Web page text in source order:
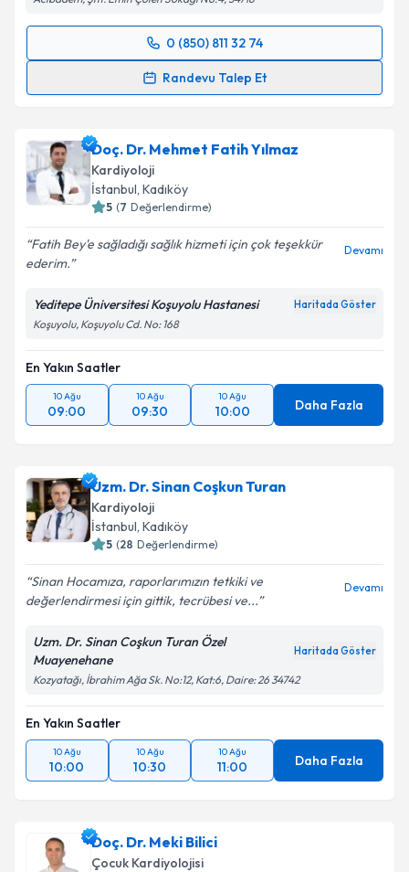
Takvim Talebini Gönder
0 (850) 811 32 74
Randevu Talep Et
Randevu Takvimi Talebi
takvim hazırlandığında e-posta ile bilgilendireceğiz.
E-posta Adresiniz
Metni
kapsamda işlenmesini kabul ediyorum.
Doç. Dr. Mehmet Fatih Yılmaz
Kardiyoloji
İstanbul, Kadıköy
5 (7 Değerlendirme)
Fatih Bey'e sağladığı sağlık hizmeti için çok teşekkür
ederim.
Devamı
Yeditepe Üniversitesi Koşuyolu Hastanesi Haritada Göster
Koşuyolu, Koşuyolu Cd. No: 168
En Yakın Saatler
10 Ağu
09:00
10 Ağu
09:30
10 Ağu
10:00 Daha Fazla
Uzm. Dr. Sinan Coşkun Turan
Kardiyoloji
İstanbul, Kadıköy
5 (28 Değerlendirme)
Sinan Hocamıza, raporlarımızın tetkiki ve
değerlendirmesi için gittik, tecrübesi ve...
Devamı
Uzm. Dr. Sinan Coşkun Turan Özel
Muayenehane
Haritada Göster
Kozyatağı, İbrahim Ağa Sk. No:12, Kat:6, Daire: 26 34742
En Yakın Saatler
10 Ağu
10:00
10 Ağu
10:30
10 Ağu
11:00 Daha Fazla
Doç. Dr. Meki Bilici
Çocuk Kardiyolojisi